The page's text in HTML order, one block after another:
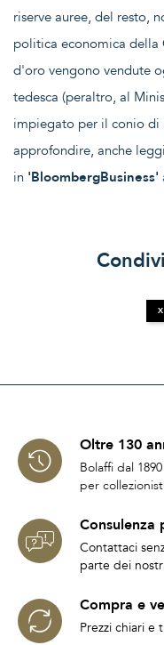
riserve auree, del resto,
politica economica della
d'oro vengono vendute
tedesca (peraltro, al
impiegato per il conio di
approfondire, anche
in 'BloombergBusiness'
X
Oltre 130
Bolaffi dal
per
Consulenza
Contattaci
parte dei
Compra e
Prezzi chiari e